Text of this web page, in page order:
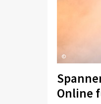
©
Online